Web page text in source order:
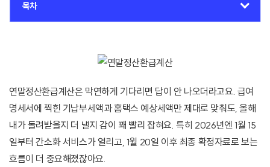
목차
연말정산환급계산은 막연하게 기다리면 답이 안 나오더라고요. 급여
명세서에 찍힌 기납부세액과 홈택스 예상세액만 제대로 맞춰도, 올해
내가 돌려받을지 더 낼지 감이 꽤 빨리 잡혀요. 특히 2026년엔 1월 15
일부터 간소화 서비스가 열리고, 1월 20일 이후 최종 확정자료로 보는
흐름이 더 중요해졌잖아요.